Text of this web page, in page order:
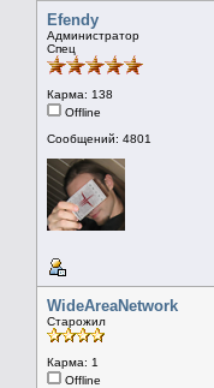
Efendy
Администратор
Спец
Карма: 138
Offline
Сообщений: 4801
WideAreaNetwork
Старожил
Карма: 1
Offline